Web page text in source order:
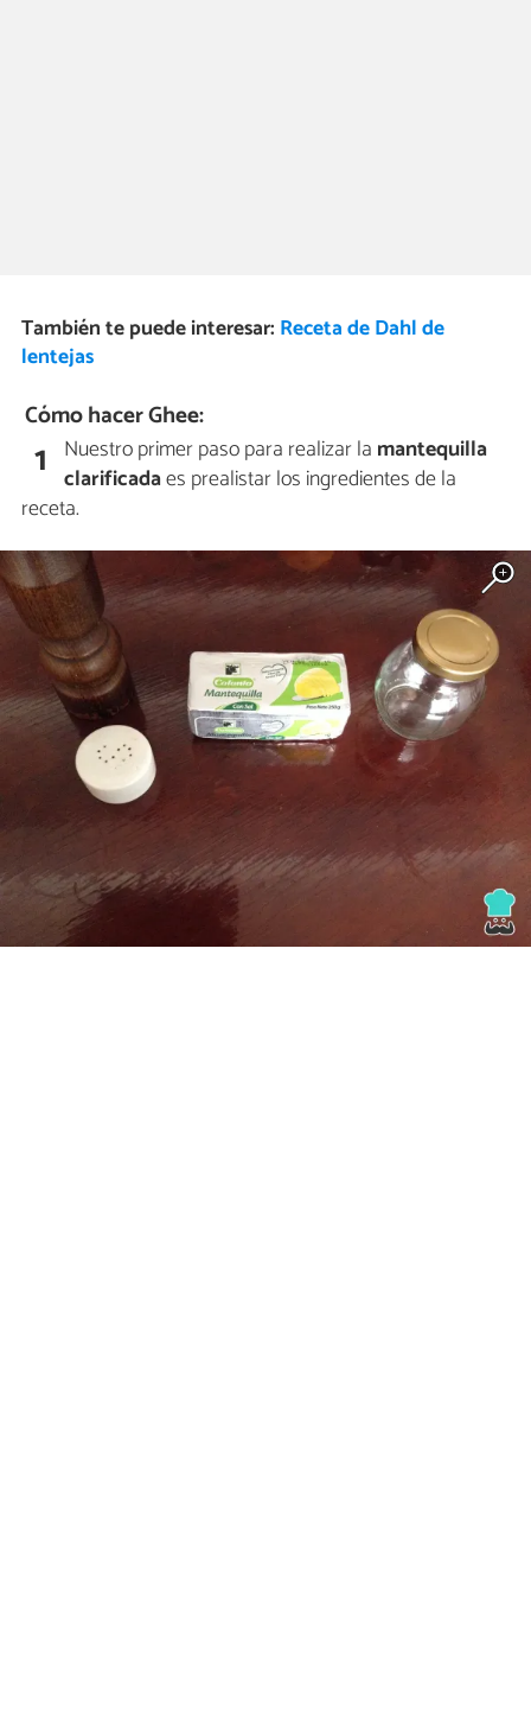
También te puede interesar: Receta de Dahl de
lentejas
Cómo hacer Ghee:
1 Nuestro primer paso para realizar la mantequilla
clarificadaes prealistar los ingredientes de la
receta.